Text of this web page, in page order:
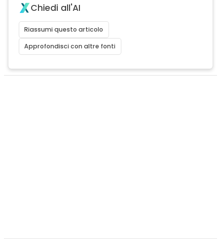
Chiedi all'AI
Riassumi questo articolo
Approfondisci con altre fonti